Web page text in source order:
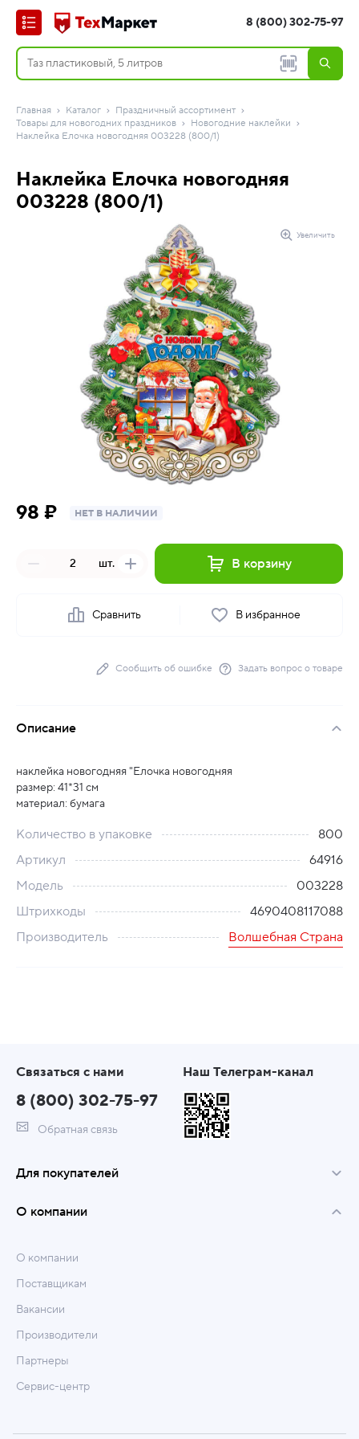
8 (800) 302-75-97
Главная Каталог
Праздничный ассортимент
Товары для новогодних праздников
Новогодние наклейки
Наклейка Елочка новогодняя 003228 (800/1)
Наклейка Елочка новогодняя
003228 (800/1)
Увеличить
98 ₽ НЕТ В НАЛИЧИИ
шт. В корзину
Сравнить В избранное
Сообщить об ошибке Задать вопрос о товаре
Описание
наклейка новогодняя "Елочка новогодняя
размер: 41*31 см
материал: бумага
Количество в упаковке
800
Артикул
64916
Модель
003228
Штрихкоды
4690408117088
Производитель
Волшебная Страна
Связаться с нами
8 (800) 302-75-97
Обратная связь
Наш Телеграм-канал
Для покупателей
О компании
О компании
Поставщикам
Вакансии
Производители
Партнеры
Сервис-центр